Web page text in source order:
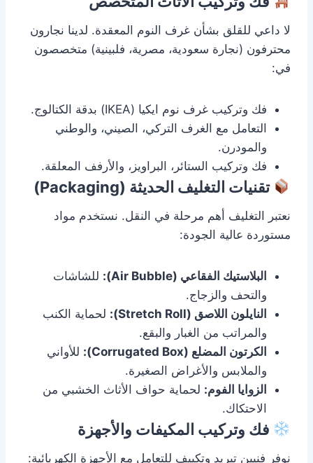
لا داعي للقلق بشأن غرف النوم المعقدة. لدينا نجارون
محترفون (نجارة سعودية، مصرية، فلبينية) متخصصون
في:
فك وتركيب غرف نوم ايكيا (IKEA) بدقة الكتالوج.
التعامل مع الغرف التركي، الصيني، والوطني
والمودرن.
فك وتركيب الستائر، البراويز، والأرفف المعلقة.
تقنيات التغليف الحديثة (Packaging)
نعتبر التغليف أهم مرحلة في النقل. نستخدم مواد
مستوردة عالية الجودة:
البلاستيك الفقاعي (Air Bubble):
للشاشات
والتحف والزجاج.
النايلون اللاصق (Stretch Roll):
لحماية الكنب
والمراتب من الغبار والبقع.
الكرتون المضلع (Corrugated Box):
للأواني
والملابس والأغراض الصغيرة.
الزوايا الفوم: لحماية حواف الأثاث الخشبي من
الاحتكاك.
فك وتركيب المكيفات والأجهزة
نوفر فنيين تبريد وتكييف للتعامل مع الأجهزة الكهربائية: